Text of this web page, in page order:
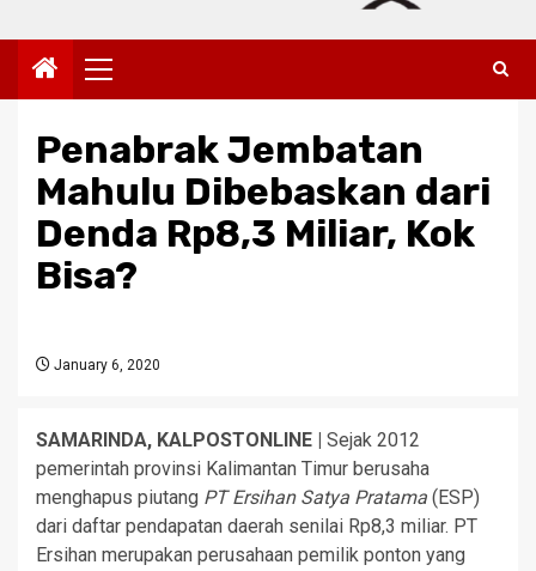
Primary
Menu
Penabrak Jembatan
Mahulu Dibebaskan dari
Denda Rp8,3 Miliar, Kok
Bisa?
January 6, 2020
SAMARINDA, KALPOSTONLINE |
Sejak 2012
pemerintah provinsi Kalimantan Timur berusaha
menghapus piutang PT Ersihan Satya Pratama (ESP)
dari daftar pendapatan daerah senilai Rp8,3 miliar. PT
Ersihan merupakan perusahaan pemilik ponton yang